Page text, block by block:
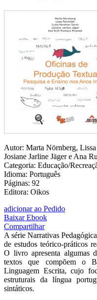
Autor: Marta Nörnberg,
Josiane Jarline Jäger e Ana
Categoria: Educação/
Idioma: Português
Páginas: 92
Editora: Oikos
adicionar ao Pedido
Baixar Ebook
Compartilhar
A série Narrativas
de estudos teórico-práticos
O livro apresenta algumas
textos que compõem o
Linguagem Escrita, cujo
estruturais da língua
sintáticos.